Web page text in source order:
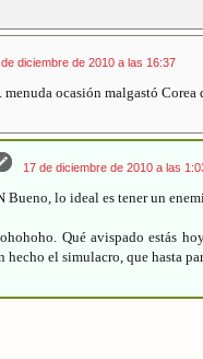
de diciembre de 2010 a las 16:37
menuda ocasión malgastó
17 de diciembre de 2010 a las
Bueno, lo ideal es tener un
Qué avispado estás
hecho el simulacro, que hasta